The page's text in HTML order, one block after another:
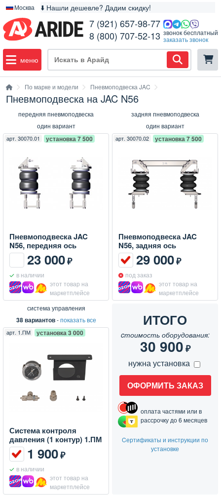
Москва ⬇️ Нашли дешевле? Дадим скидку!
7 (921) 657-98-77
8 (800) 707-52-13 звонок бесплатный
заказать звонок
меню
По марке и модели Пневмоподвеска JAC
Пневмоподвеска на JAC N56
передняя пневмоподвеска
один вариант
арт. 30070.01 установка 7 500
Пневмоподвеска JAC
N56, передняя ось
23 000₽
в наличии
этот товар на
маркетплейсе
задняя пневмоподвеска
один вариант
арт. 30070.02 установка 7 500
Пневмоподвеска JAC
N56, задняя ось
29 000₽
под заказ
этот товар на
маркетплейсе
система управления
38 вариантов-показать все
арт. 1.ПМ установка 3 000
Система контроля
давления (1 контур) 1.ПМ
1 900₽
в наличии
этот товар на
маркетплейсе
ИТОГО
cтоимость оборудования:
30 900₽
нужна установка
ОФОРМИТЬ ЗАКАЗ
оплата частями или в
рассрочку до 6 месяцев
Cертификаты и инструкции по
установке